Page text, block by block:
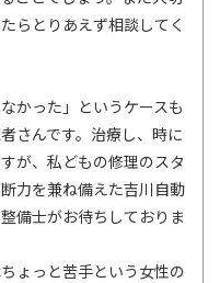
らとりあえず相談してく
かった」というケースも
さんです。治療し、時に
が、私どもの修理のスタ
力を兼ね備えた吉川自動
備士がお待ちしておりま
ょっと苦手という女性の